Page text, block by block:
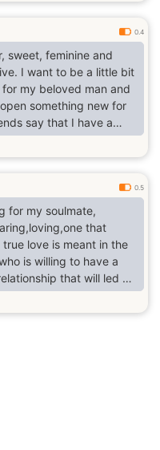
0.4
sweet, feminine and
I want to be a little bit
my beloved man and
something new for
say that I have a
of humor. I love to make
and receive gifts and
0.5
for my soulmate,
that
love is meant in the
is willing to have a
that will led to
me, one who is willing
only me and make